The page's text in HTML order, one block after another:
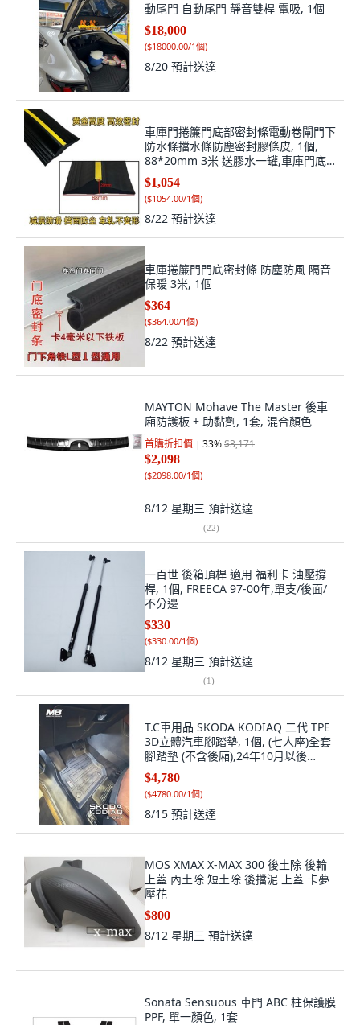
動尾門 自動尾門 靜音雙桿 電吸, 1個
$18,000
($18000.00/1個)
8/20 預計送達
車庫門捲簾門底部密封條電動卷閘門下
防水條擋水條防塵密封膠條皮, 1個,
88*20mm 3米 送膠水一罐,車庫門底
部密封條
$1,054
($1054.00/1個)
8/22 預計送達
車庫捲簾門門底密封條 防塵防風 隔音
保暖 3米, 1個
$364
($364.00/1個)
8/22 預計送達
MAYTON Mohave The Master 後車
廂防護板 + 助黏劑, 1套, 混合顏色
首購折扣價 33%$3,171
$2,098
($2098.00/1個)
8/12 星期三 預計送達
(22)
一百世 後箱頂桿 適用 福利卡 油壓撐
桿, 1個, FREECA 97-00年,單支/後面/
不分邊
$330
($330.00/1個)
8/12 星期三 預計送達
(1)
T.C車用品 SKODA KODIAQ 二代 TPE
3D立體汽車腳踏墊, 1個, (七人座)全套
腳踏墊 (不含後廂),24年10月以後
KODIAQ 二代
$4,780
($4780.00/1個)
8/15 預計送達
MOS XMAX X-MAX 300 後土除 後輪
上蓋 內土除 短土除 後擋泥 上蓋 卡夢
壓花
$800
8/12 星期三 預計送達
Sonata Sensuous 車門 ABC 柱保護膜
PPF, 單一顏色, 1套